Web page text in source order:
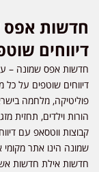
דיווחים
חדשות אפס שמונה –
דיווחים שוטפים על כל
פוליטיקה, מלחמה
הורות וילדים, תחזית
קבוצות ווטסאפ עם
שמונה הינו אתר מקומי
חדשות אילת חדשות